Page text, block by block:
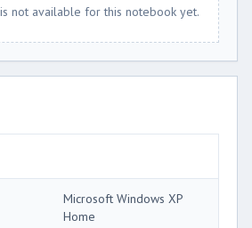
not available for this notebook yet.
Microsoft Windows XP
Home